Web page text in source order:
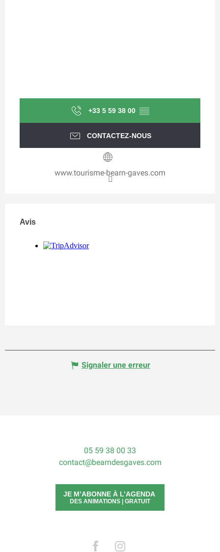
+33 5 59 38 00 ▒▒
CONTACTEZ-NOUS
www.tourisme-bearn-gaves.com
Avis
Avis
Signaler une erreur
05 59 38 00 33
contact@bearndesgaves.com
JE M’ABONNE À L’AGENDA
DES ANIMATIONS | GRATUIT